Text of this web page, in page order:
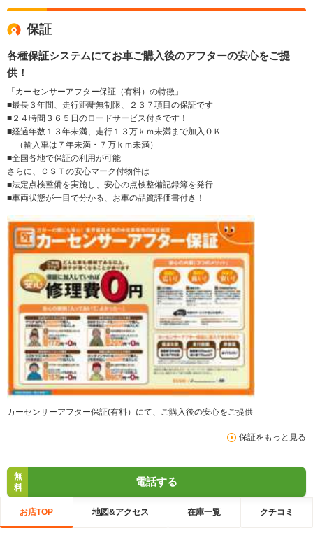
保証
各種保証システムにてお車ご購入後のアフターの安心をご提
供！
「カーセンサーアフター保証（有料）の特徴」
■最長３年間、走行距離無制限、２３７項目の保証です
■２４時間３６５日のロードサービス付きです！
■経過年数１３年未満、走行１３万ｋｍ未満まで加入ＯＫ
（輸入車は７年未満・７万ｋｍ未満）
■全国各地で保証の利用が可能
さらに、ＣＳＴの安心マーク付物件は
■法定点検整備を実施し、安心の点検整備記録簿を発行
■車両状態が一目で分かる、お車の品質評価書付き！
カーセンサーアフター保証(有料）にて、ご購入後の安心をご提供
保証をもっと見る
無
料
電話する
お店TOP 地図&アクセス 在庫一覧 クチコミ